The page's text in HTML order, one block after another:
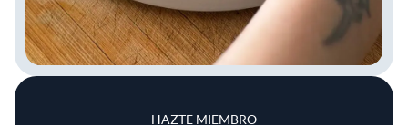
HAZTE MIEMBRO